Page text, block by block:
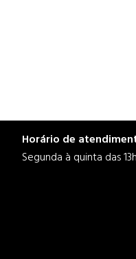
Horário de
Segunda à quinta das